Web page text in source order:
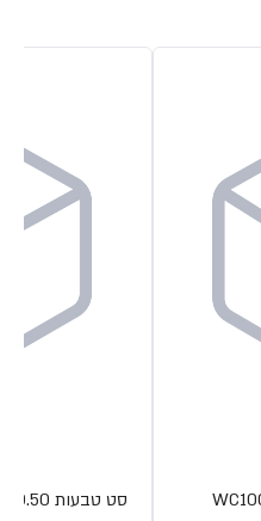
סט טבעות VN15 0.50